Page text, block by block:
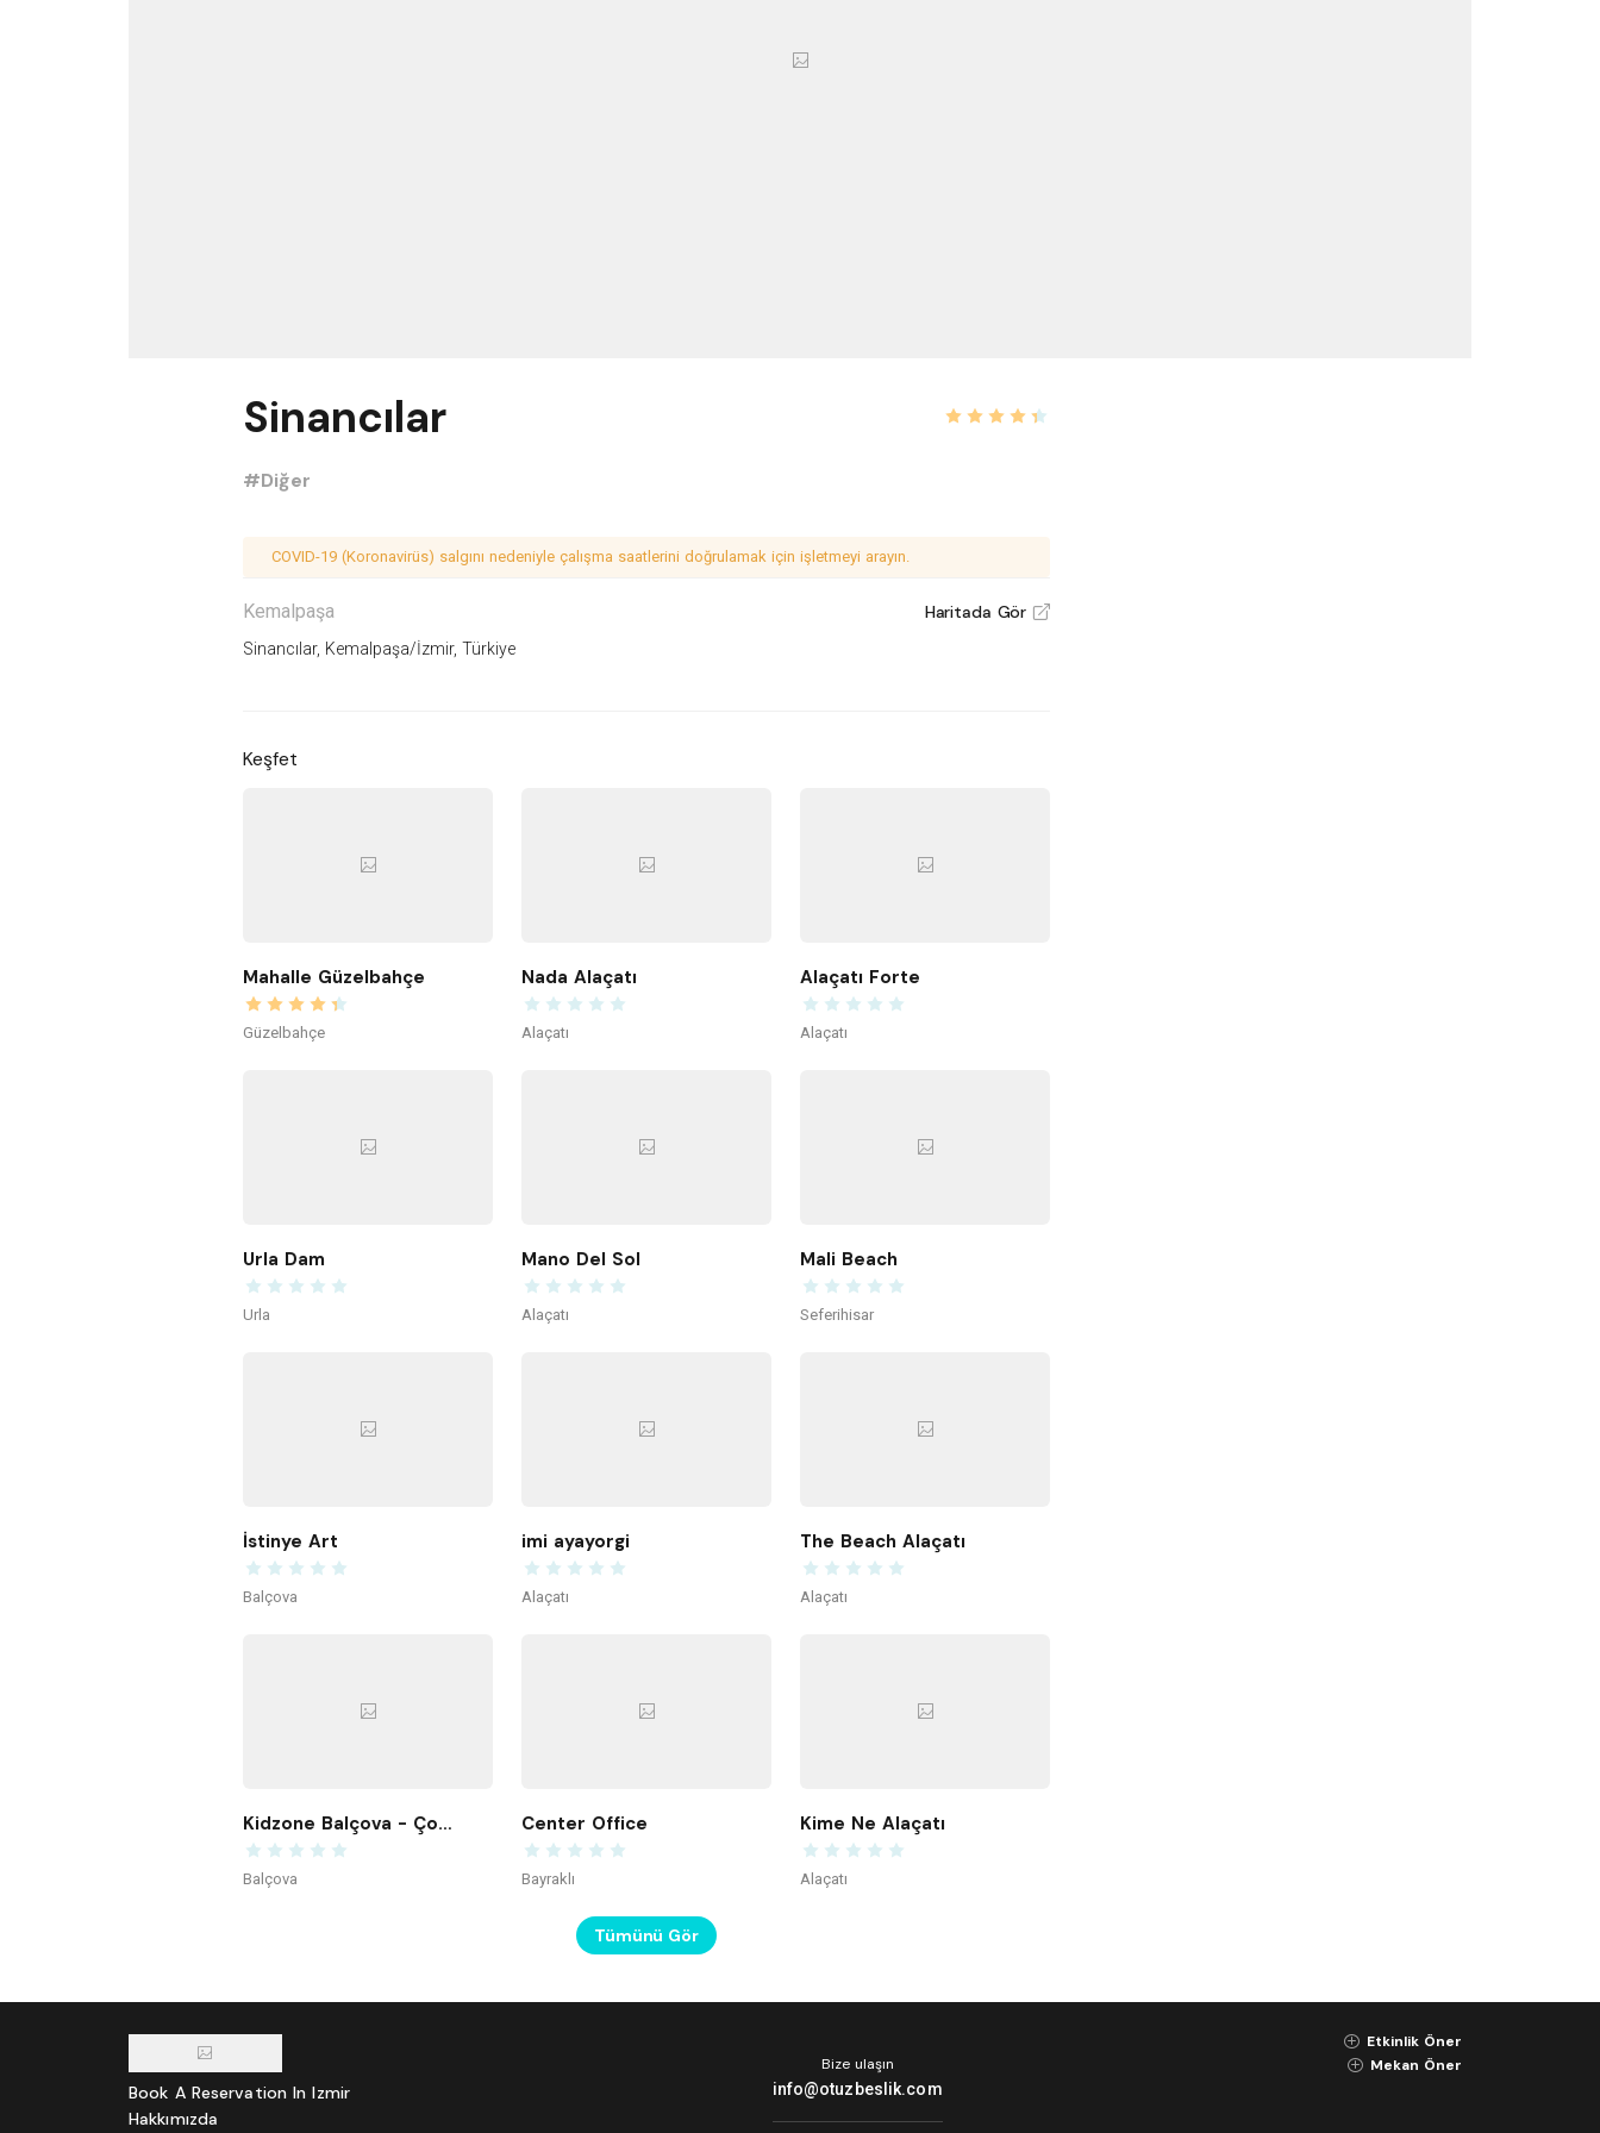
Sinancılar
#Diğer
COVID-19 (Koronavirüs) salgını nedeniyle çalışma saatlerini doğrulamak için işletmeyi arayın.
Kemalpaşa Haritada Gör V
Sinancılar, Kemalpaşa/İzmir, Türkiye
Keşfet
Mahalle Güzelbahçe
Güzelbahçe
Nada Alaçatı
Alaçatı
Alaçatı Forte
Alaçatı
Urla Dam
Urla
Mano Del Sol
Alaçatı
Mali Beach
Seferihisar
İstinye Art
Balçova
imi ayayorgi
Alaçatı
The Beach Alaçatı
Alaçatı
Kidzone Balçova - Çocuk Gelişim ve Aktivite Merkezi
Balçova
Center Office
Bayraklı
Kime Ne Alaçatı
Alaçatı
Tümünü Gör
Book A Reservation In Izmir
Hakkımızda
Bize ulaşın
info@otuzbeslik.com
K Etkinlik Öner
K Mekan Öner